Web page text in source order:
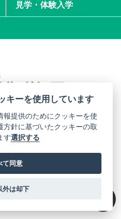
見学・体験入学
校・高等学校
郡揖斐川町西津汲481-3
プライバシーポリシー
キーを使用しています
報提供のためにクッキーを使
方針に基づいたクッキーの取
す選択する
て同意
外は却下